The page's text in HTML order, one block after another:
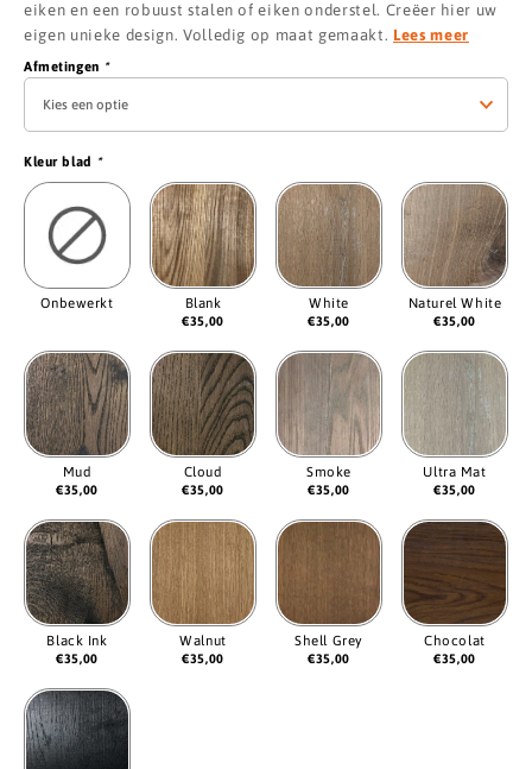
eiken en een robuust stalen of eiken onderstel. Creëer hier uw
eigen unieke design. Volledig op maat gemaakt. Lees meer
Afmetingen *
Kleur blad *
Onbewerkt Blank
€35,00
White
€35,00
Naturel White
€35,00
Mud
€35,00
Cloud
€35,00
Smoke
€35,00
Ultra Mat
€35,00
Black Ink
€35,00
Walnut
€35,00
Shell Grey
€35,00
Chocolat
€35,00